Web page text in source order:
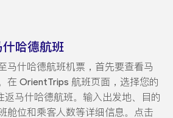
哈德航班
马什哈德航班机票，首先要查看马
在 OrientTrips 航班页面，选择您的
返马什哈德航班。输入出发地、目的
舱位和乘客人数等详细信息。点击